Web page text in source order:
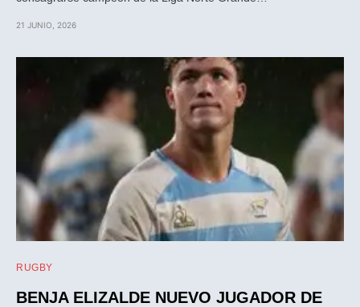
21 JUNIO, 2026
RUGBY
BENJA ELIZALDE NUEVO JUGADOR DE